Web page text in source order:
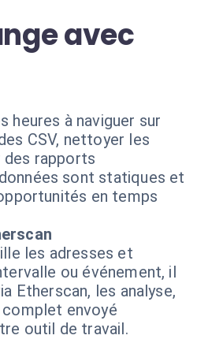
avec
heures à naviguer sur
CSV, nettoyer les
rapports
sont statiques et
en temps
les adresses et
ou événement, il
Etherscan, les analyse,
envoyé
outil de travail.